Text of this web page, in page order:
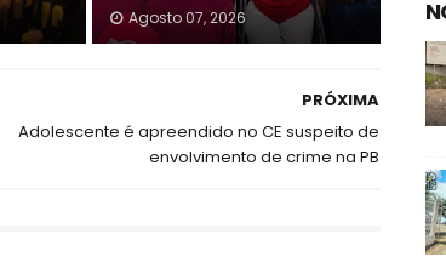
Agosto 07, 2026
PRÓXIMA
Adolescente é apreendido no CE suspeito de
envolvimento de crime na PB